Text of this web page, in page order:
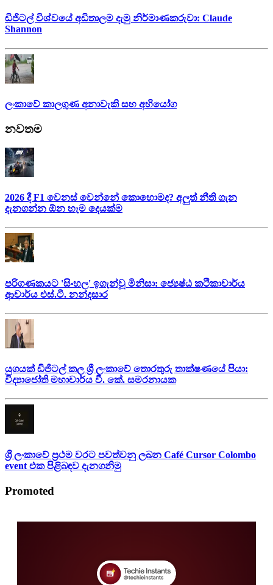
ඩිජිටල් විශ්වයේ අඩිතාලම දැමු නිර්මාණකරුවා: Claude
Shannon
ලංකාවේ කාලගුණ අනාවැකි සහ අභියෝග
නවතම
2026 දී F1 වෙනස් වෙන්නේ කොහොමද? අලුත් නීති ගැන
දැනගන්න ඕන හැම දෙයක්ම
පරිගණකයට 'සිංහල' ඉගැන්වූ මිනිසා: ජ්‍යෙෂ්ඨ කථිකාචාර්ය
ආචාර්ය එස්.ටී. නන්දසාර
යුගයක් ඩිජිටල් කල ශ්‍රී ලංකාවේ තොරතුරු තාක්ෂණයේ පියා:
විද්‍යාජෝති මහාචාර්ය වී. කේ. සමරනායක
ශ්‍රී ලංකාවේ ප්‍රථම වරට පවත්වනු ලබන Café Cursor Colombo
event එක පිළිබඳව දැනගනිමු
Promoted